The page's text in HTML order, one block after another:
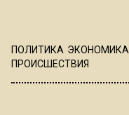
ПОЛИТИКА ЭКОНОМИКА
ПРОИСШЕСТВИЯ